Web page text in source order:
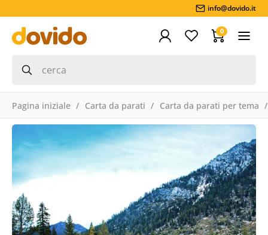
info@dovido.it
0
Pagina iniziale Carta da parati Carta da parati per tema